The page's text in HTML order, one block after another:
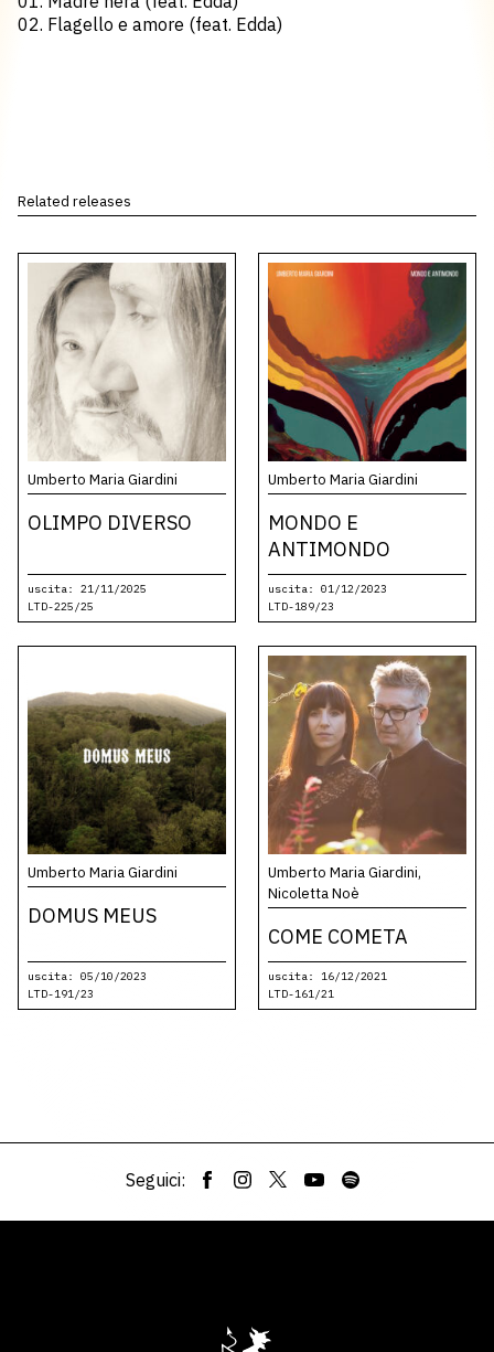
02. Flagello e amore (feat. Edda)
Related releases
Umberto Maria Giardini
OLIMPO DIVERSO
uscita: 21/11/2025
LTD-225/25
Umberto Maria Giardini
MONDO E
ANTIMONDO
uscita: 01/12/2023
LTD-189/23
Umberto Maria Giardini
DOMUS MEUS
uscita: 05/10/2023
LTD-191/23
Umberto Maria Giardini,
Nicoletta Noè
COME COMETA
uscita: 16/12/2021
LTD-161/21
Seguici: